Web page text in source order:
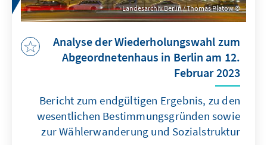
Landesarchiv Berlin / Thomas Platow
Analyse der Wiederholungswahl zum
Abgeordnetenhaus in Berlin am 12.
Februar 2023
Bericht zum endgültigen Ergebnis, zu den
wesentlichen Bestimmungsgründen sowie
zur Wählerwanderung und Sozialstruktur